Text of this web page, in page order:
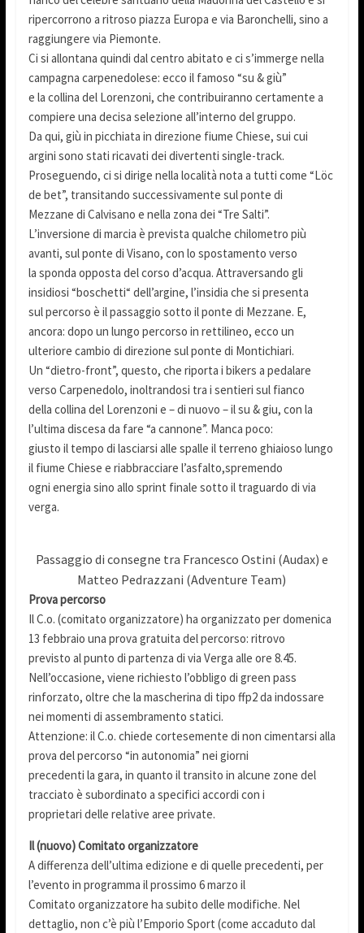
ripercorrono a ritroso piazza Europa e via Baronchelli, sino a
raggiungere via Piemonte.
Ci si allontana quindi dal centro abitato e ci s’immerge nella
campagna carpenedolese: ecco il famoso “su & giù”
e la collina del Lorenzoni, che contribuiranno certamente a
compiere una decisa selezione all’interno del gruppo.
Da qui, giù in picchiata in direzione fiume Chiese, sui cui
argini sono stati ricavati dei divertenti single-track.
Proseguendo, ci si dirige nella località nota a tutti come “Löc
de bet”, transitando successivamente sul ponte di
Mezzane di Calvisano e nella zona dei “Tre Salti”.
L’inversione di marcia è prevista qualche chilometro più
avanti, sul ponte di Visano, con lo spostamento verso
la sponda opposta del corso d’acqua. Attraversando gli
insidiosi “boschetti“ dell’argine, l’insidia che si presenta
sul percorso è il passaggio sotto il ponte di Mezzane. E,
ancora: dopo un lungo percorso in rettilineo, ecco un
ulteriore cambio di direzione sul ponte di Montichiari.
Un “dietro-front”, questo, che riporta i bikers a pedalare
verso Carpenedolo, inoltrandosi tra i sentieri sul fianco
della collina del Lorenzoni e – di nuovo – il su & giu, con la
l’ultima discesa da fare “a cannone”. Manca poco:
giusto il tempo di lasciarsi alle spalle il terreno ghiaioso lungo
il fiume Chiese e riabbracciare l’asfalto,spremendo
ogni energia sino allo sprint finale sotto il traguardo di via
verga.
Passaggio di consegne tra Francesco Ostini (Audax) e
Matteo Pedrazzani (Adventure Team)
Prova percorso
Il C.o. (comitato organizzatore) ha organizzato per domenica
13 febbraio una prova gratuita del percorso: ritrovo
previsto al punto di partenza di via Verga alle ore 8.45.
Nell’occasione, viene richiesto l’obbligo di green pass
rinforzato, oltre che la mascherina di tipo ffp2 da indossare
nei momenti di assembramento statici.
Attenzione: il C.o. chiede cortesemente di non cimentarsi alla
prova del percorso “in autonomia” nei giorni
precedenti la gara, in quanto il transito in alcune zone del
tracciato è subordinato a specifici accordi con i
proprietari delle relative aree private.
Il (nuovo) Comitato organizzatore
A differenza dell’ultima edizione e di quelle precedenti, per
l’evento in programma il prossimo 6 marzo il
Comitato organizzatore ha subito delle modifiche. Nel
dettaglio, non c’è più l’Emporio Sport (come accaduto dal